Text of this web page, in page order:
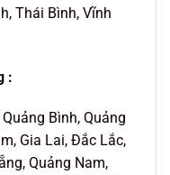
Thái Bình, Vĩnh
:
Bình, Quảng
Gia Lai, Đắc Lắc,
Quảng Nam,